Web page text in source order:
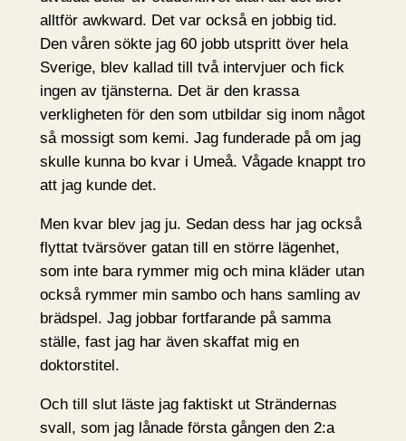
alltför awkward. Det var också en jobbig tid.
Den våren sökte jag 60 jobb utspritt över hela
Sverige, blev kallad till två intervjuer och fick
ingen av tjänsterna. Det är den krassa
verkligheten för den som utbildar sig inom något
så mossigt som kemi. Jag funderade på om jag
skulle kunna bo kvar i Umeå. Vågade knappt tro
att jag kunde det.
Men kvar blev jag ju. Sedan dess har jag också
flyttat tvärsöver gatan till en större lägenhet,
som inte bara rymmer mig och mina kläder utan
också rymmer min sambo och hans samling av
brädspel. Jag jobbar fortfarande på samma
ställe, fast jag har även skaffat mig en
doktorstitel.
Och till slut läste jag faktiskt ut Strändernas
svall, som jag lånade första gången den 2:a